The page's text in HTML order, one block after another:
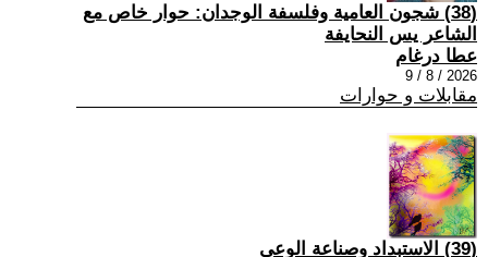
(38) شجون العامية وفلسفة الوجدان: حوار خاص مع
الشاعر يس النحايفة
عطا درغام
2026 / 8 / 9
مقابلات و حوارات
(39) الاستبداد وصناعة الوعي